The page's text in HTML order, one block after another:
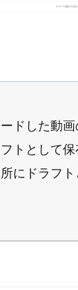
ドした動画
トとして
にドラフ